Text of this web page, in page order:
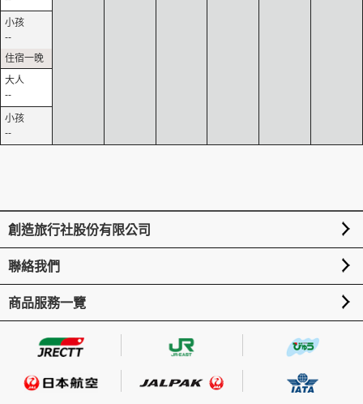
--
--
--
創造旅行社股份有限公司
聯絡我們
商品服務一覽